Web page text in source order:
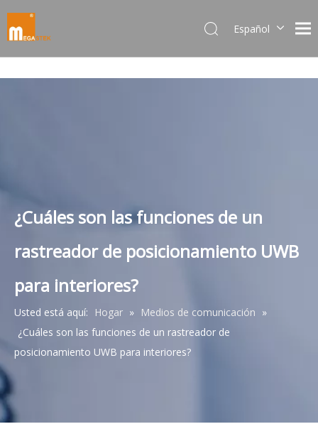
Español
简体中文
English
¿Cuáles son las funciones de un
rastreador de posicionamiento UWB
para interiores?
Usted está aquí: Hogar » Medios de comunicación »
¿Cuáles son las funciones de un rastreador de
posicionamiento UWB para interiores?